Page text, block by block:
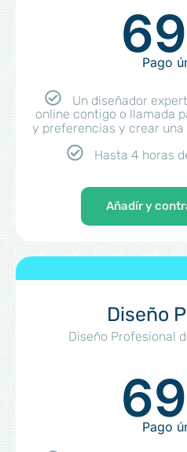
69
Pago
Un diseñador
online contigo o llamada
y preferencias y crear
Hasta 4 horas
Añadír y
Diseño
Diseño Profesional
69
Pago